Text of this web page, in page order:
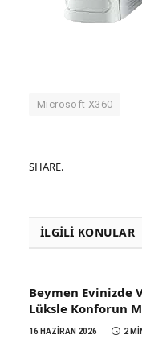
Microsoft X360
SHARE.
İLGILI KONULAR
Beymen Evinizde
Lüksle Konforun
16 HAZIRAN 2026 2